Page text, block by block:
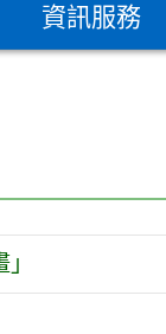
資訊服務